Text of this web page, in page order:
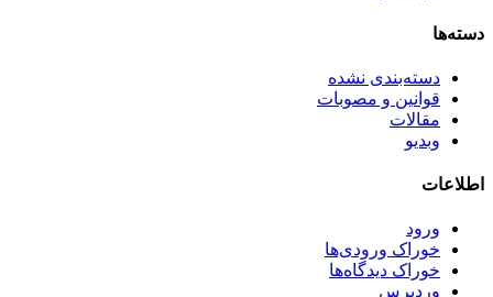
دسته‌ها
دسته‌بندی نشده
قوانین و مصوبات
مقالات
وبدیو
اطلاعات
ورود
خوراک ورودی‌ها
خوراک دیدگاه‌ها
وردپرس